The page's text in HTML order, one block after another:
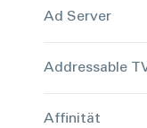
Ad Server
Addressable
Affinität